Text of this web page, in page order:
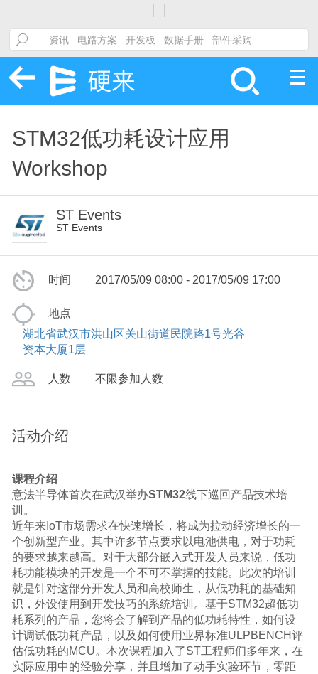
STM32低功耗设计应用
Workshop
ST Events
ST Events
时间 2017/05/09 08:00 - 2017/05/09 17:00
地点
湖北省武汉市洪山区关山街道民院路1号光谷
资本大厦1层
人数 不限参加人数
活动介绍
课程介绍
意法半导体首次在武汉举办STM32线下巡回产品技术培
训。
近年来IoT市场需求在快速增长，将成为拉动经济增长的一
个创新型产业。其中许多节点要求以电池供电，对于功耗
的要求越来越高。对于大部分嵌入式开发人员来说，低功
耗功能模块的开发是一个不可不掌握的技能。此次的培训
就是针对这部分开发人员和高校师生，从低功耗的基础知
识，外设使用到开发技巧的系统培训。基于STM32超低功
耗系列的产品，您将会了解到产品的低功耗特性，如何设
计调试低功耗产品，以及如何使用业界标准ULPBENCH评
估低功耗的MCU。本次课程加入了ST工程师们多年来，在
实际应用中的经验分享，并且增加了动手实验环节，零距